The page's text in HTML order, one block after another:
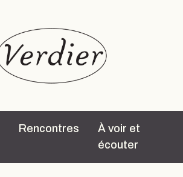
Rencontres
À voir et
écouter